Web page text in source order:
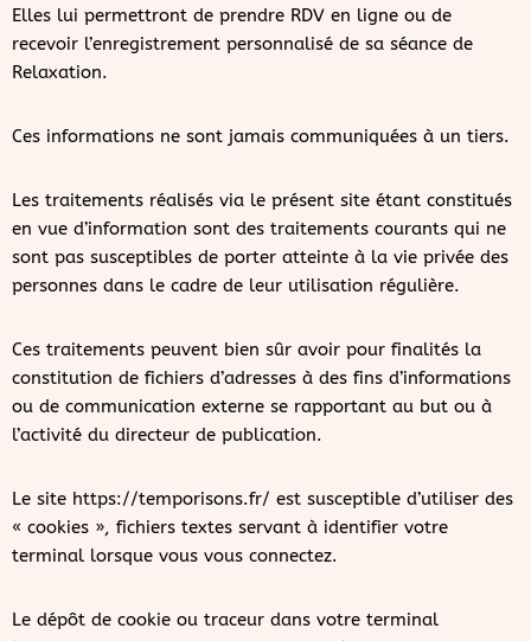
Elles lui permettront de prendre RDV en ligne ou de
recevoir l’enregistrement personnalisé de sa séance de
Relaxation.
Ces informations ne sont jamais communiquées à un tiers.
Les traitements réalisés via le présent site étant constitués
en vue d’information sont des traitements courants qui ne
sont pas susceptibles de porter atteinte à la vie privée des
personnes dans le cadre de leur utilisation régulière.
Ces traitements peuvent bien sûr avoir pour finalités la
constitution de fichiers d’adresses à des fins d’informations
ou de communication externe se rapportant au but ou à
l’activité du directeur de publication.
Le site https://temporisons.fr/ est susceptible d’utiliser des
« cookies », fichiers textes servant à identifier votre
terminal lorsque vous vous connectez.
Le dépôt de cookie ou traceur dans votre terminal